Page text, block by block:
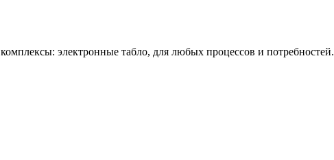
электронные табло, для любых процессов и потребностей.